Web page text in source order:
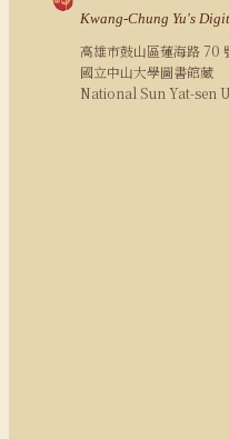
Kwang-Chung Yu's
高雄市鼓山區蓮海路 70
國立中山大學圖書館藏
National Sun Yat-sen